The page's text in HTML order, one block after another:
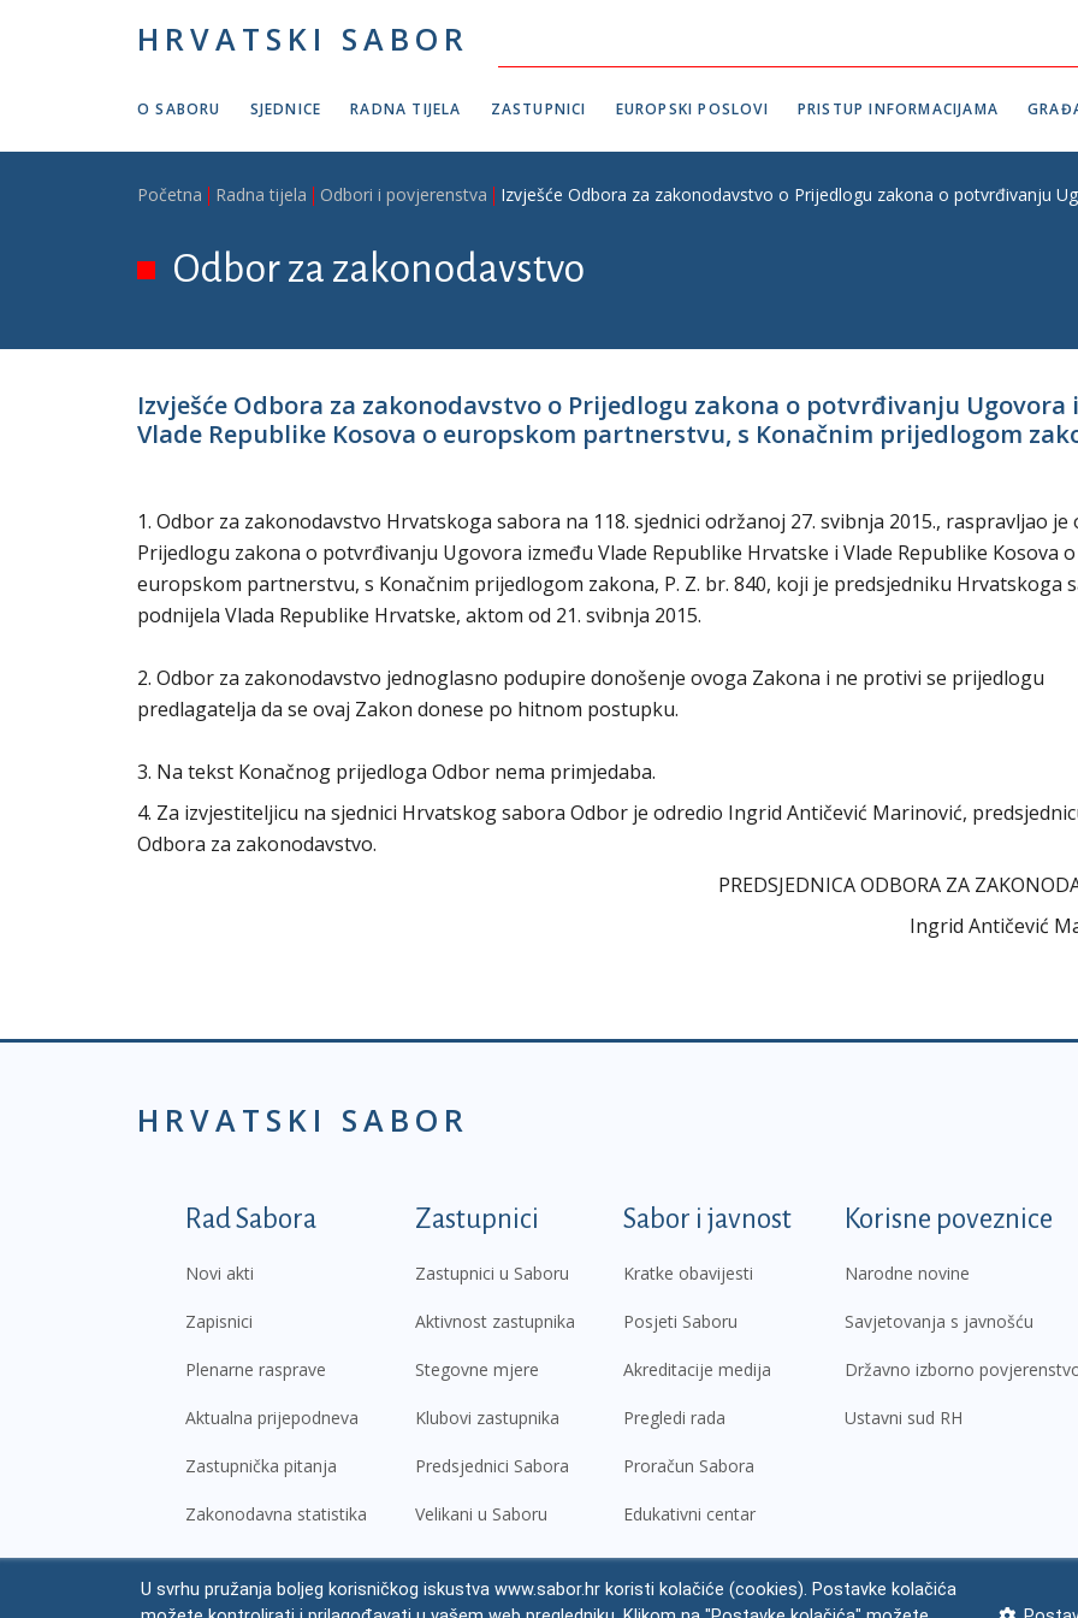
HRVATSKI SABOR
O SABORU SJEDNICE RADNA TIJELA ZASTUPNICI EUROPSKI POSLOVI PRISTUP INFORMACIJAMA
Breadcrumb
Početna Radna tijela Odbori i povjerenstva Izvješće Odbora za zakonodavstvo o Prijedlogu zakona o potvrđivanju
Odbor za zakonodavstvo
Izvješće Odbora za zakonodavstvo o Prijedlogu zakona o potvrđivanju
Vlade Republike Kosova o europskom partnerstvu, s Konačnim prijedlogom
1. Odbor za zakonodavstvo Hrvatskoga sabora na 118. sjednici održanoj 27. svibnja 2015., raspravljao je
Prijedlogu zakona o potvrđivanju Ugovora između Vlade Republike Hrvatske i Vlade Republike Kosova o
europskom partnerstvu, s Konačnim prijedlogom zakona, P. Z. br. 840, koji je predsjedniku Hrvatskoga
podnijela Vlada Republike Hrvatske, aktom od 21. svibnja 2015.
2. Odbor za zakonodavstvo jednoglasno podupire donošenje ovoga Zakona i ne protivi se prijedlogu
predlagatelja da se ovaj Zakon donese po hitnom postupku.
3. Na tekst Konačnog prijedloga Odbor nema primjedaba.
4. Za izvjestiteljicu na sjednici Hrvatskog sabora Odbor je odredio Ingrid Antičević Marinović,
Odbora za zakonodavstvo.
PREDSJEDNICA ODBORA ZA
Ingrid Antičević
HRVATSKI SABOR
Podnožje prvi izbornik
Rad Sabora
Novi akti
Zapisnici
Plenarne rasprave
Aktualna prijepodneva
Zastupnička pitanja
Zakonodavna statistika
Zastupnici
Zastupnici u Saboru
Aktivnost zastupnika
Stegovne mjere
Klubovi zastupnika
Predsjednici Sabora
Velikani u Saboru
Sabor i javnost
Kratke obavijesti
Posjeti Saboru
Akreditacije medija
Pregledi rada
Proračun Sabora
Edukativni centar
Korisne poveznice
Narodne novine
Savjetovanja s javnošću
Državno izborno
Ustavni sud RH
U svrhu pružanja boljeg korisničkog iskustva www.sabor.hr koristi kolačiće (cookies). Postavke kolačića